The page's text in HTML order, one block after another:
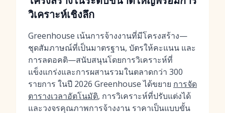
วิเคราะห์เชิงลึก
Greenhouse เน้นการจ้างงานที่มีโครงสร้าง—
ชุดสัมภาษณ์ที่เป็นมาตรฐาน, บัตรให้คะแนน และ
การลดอคติ—สนับสนุนโดยการวิเคราะห์ที่
แข็งแกร่งและการผสานรวมในตลาดกว่า 300
รายการ ในปี 2026 Greenhouse ได้ขยาย การจัด
ตารางเวลาอัตโนมัติ, การวิเคราะห์ที่ปรับแต่งได้
และวงจรคุณภาพการจ้างงาน ราคาเป็นแบบขั้น